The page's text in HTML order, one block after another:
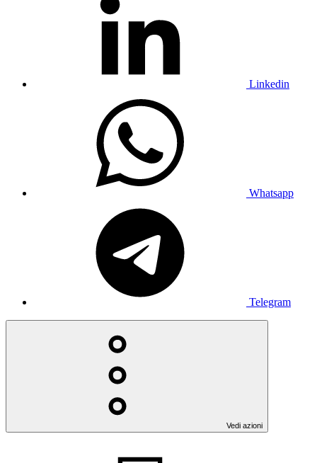
Linkedin
Whatsapp
Telegram
Vedi azioni